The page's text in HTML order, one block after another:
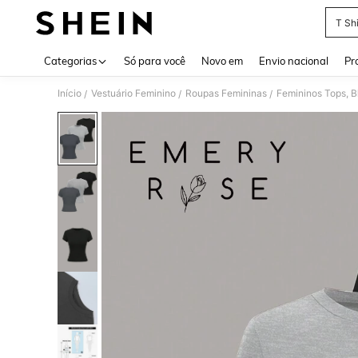
T
Categorias Só para você Novo em Envio nacional
Início / Vestuário Feminino / Roupas Femininas / Femininos Tops,